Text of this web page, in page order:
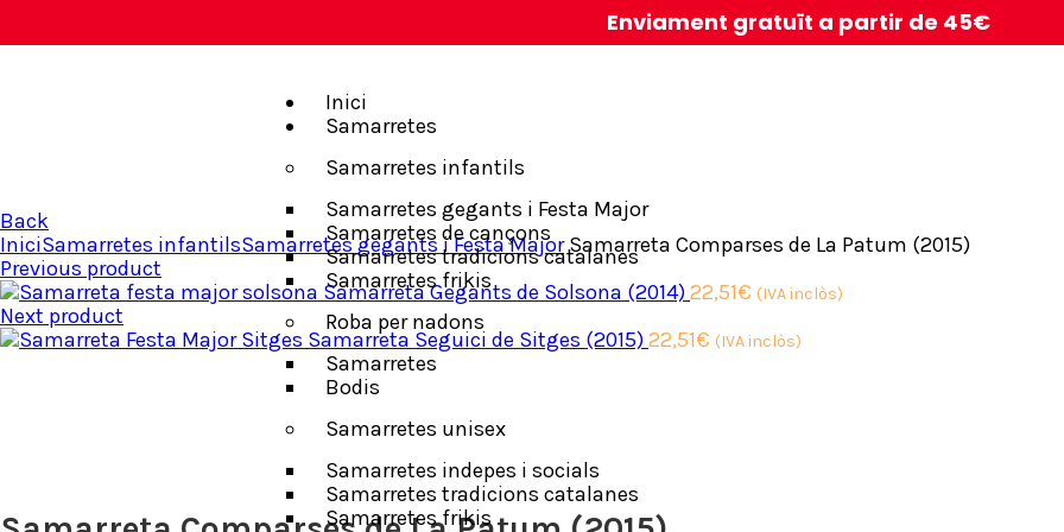
Enviament gratuït a partir de 45€
Inici
Samarretes
Samarretes infantils
Samarretes gegants i Festa Major
Samarretes de cançons
Samarretes tradicions catalanes
Samarretes frikis
Roba per nadons
Samarretes
Bodis
Samarretes unisex
Samarretes indepes i socials
Samarretes tradicions catalanes
Samarretes frikis
Back
IniciSamarretes infantilsSamarretes gegants i Festa MajorSamarreta Comparses de La Patum (2015)
Previous product
Samarreta Gegants de Solsona (2014)22,51€ (IVA inclòs)
Next product
Samarreta Seguici de Sitges (2015)22,51€ (IVA inclòs)